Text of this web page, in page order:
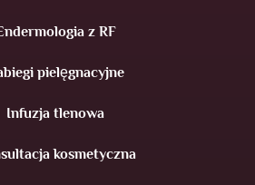
z RF
pielęgnacyjne
Infuzja tlenowa
kosmetyczna